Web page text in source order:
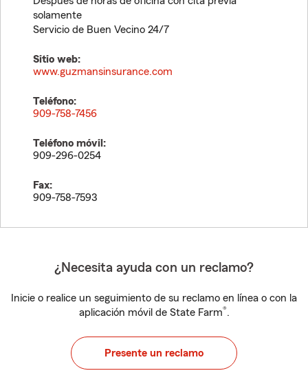
solamente
Servicio de Buen Vecino 24/7
Sitio web:
www.guzmansinsurance.com
Teléfono:
909-758-7456
Teléfono móvil:
909-296-0254
Fax:
909-758-7593
¿Necesita ayuda con un reclamo?
Inicie o realice un seguimiento de su reclamo en línea o con la
aplicación móvil de State Farm®.
Presente un reclamo